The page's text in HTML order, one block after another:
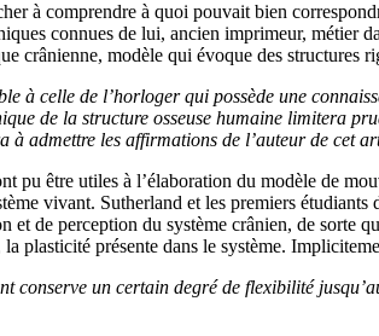
à comprendre à quoi pouvait bien
connues de lui, ancien imprimeur, métier
crânienne, modèle qui évoque des structures
à celle de l’horloger qui possède une
de la structure osseuse humaine limitera
à admettre les affirmations de l’auteur de cet
pu être utiles à l’élaboration du modèle de
vivant. Sutherland et les premiers
et de perception du système crânien, de sorte
plasticité présente dans le système.
conserve un certain degré de flexibilité